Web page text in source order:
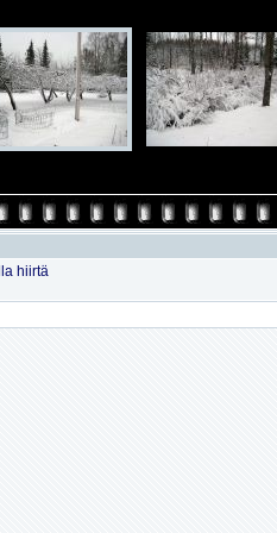
hiirtä